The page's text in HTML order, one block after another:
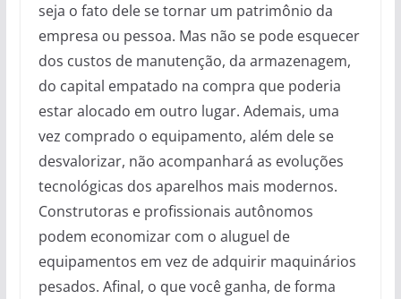
seja o fato dele se tornar um patrimônio da
empresa ou pessoa. Mas não se pode esquecer
dos custos de manutenção, da armazenagem,
do capital empatado na compra que poderia
estar alocado em outro lugar. Ademais, uma
vez comprado o equipamento, além dele se
desvalorizar, não acompanhará as evoluções
tecnológicas dos aparelhos mais modernos.
Construtoras e profissionais autônomos
podem economizar com o aluguel de
equipamentos em vez de adquirir maquinários
pesados. Afinal, o que você ganha, de forma